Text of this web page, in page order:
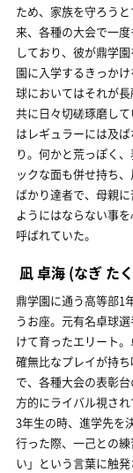
ため、家族を守ろう
来、各種の大会で一
しており、彼が鼎学
園に入学するきっか
球においてはそれが
共に日々切磋琢磨し
はレギュラーには及
り。何かと荒っぽく
ックな面も併せ持ち
ばかり達者で、母親
ようにはならない事
呼ばれていた。
凪 卓海 (なぎ た
鼎学園に通う高等部1
うお座。元有名卓球
けて育ったエリート
確無比なプレイが持
で、各種大会の表彰
方的にライバル視さ
3年生の時、進学先を
行った際、一己との
い」という言葉に触